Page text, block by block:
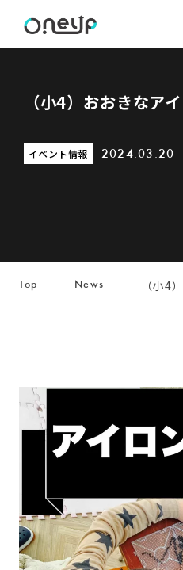
（小4）おおきなア
イベント情報 2024.03.20
Top News （小4